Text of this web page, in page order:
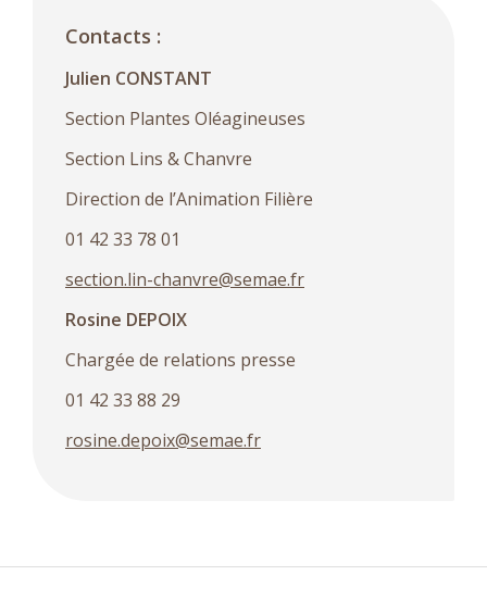
Contacts :
Julien CONSTANT
Section Plantes Oléagineuses
Section Lins & Chanvre
Direction de l’Animation Filière
01 42 33 78 01
section.lin-chanvre@semae.fr
Rosine DEPOIX
Chargée de relations presse
01 42 33 88 29
rosine.depoix@semae.fr